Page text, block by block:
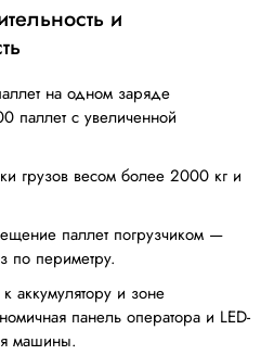
и
на одном заряде
паллет с увеличенной
грузов весом более 2000 кг и
паллет погрузчиком —
по периметру.
аккумулятору и зоне
панель оператора и LED-
машины.